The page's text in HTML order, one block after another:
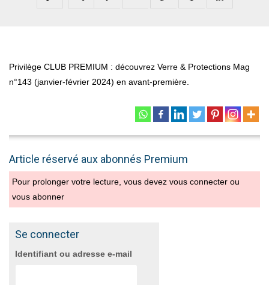
Privilège CLUB PREMIUM : découvrez Verre & Protections Mag
n°143 (janvier-février 2024) en avant-première.
Article réservé aux abonnés Premium
Pour prolonger votre lecture, vous devez vous connecter ou
vous abonner
Se connecter
Identifiant ou adresse e-mail